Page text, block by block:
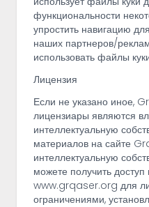
функциональности
упростить навигацию
наших партнеров/
использовать файлы
Лицензия
Если не указано иное,
лицензиары являются
интеллектуальную
материалов на сайте
интеллектуальную
можете получить доступ
www.grqaser.org для
ограничениями,